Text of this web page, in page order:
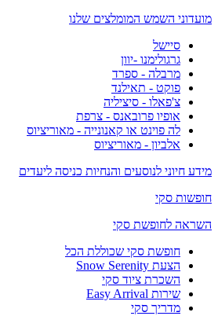
מועדוני השמש המומלצים שלנו
סיישל
גרגולימנו -יוון
מרבלה - ספרד
פוקט - תאילנד
צ'פאלו - סיציליה
אופיו פרובאנס - צרפת
לה פוינט או קאנונייה - מאוריציוס
אלביון - מאוריציוס
מידע חיוני לנוסעים והנחיות כניסה ליעדים
חופשות סקי
השראה לחופשת סקי
חופשת סקי שכוללת הכל
הצעת Snow Serenity
השכרת ציוד סקי
שירות Easy Arrival
מדריך סקי